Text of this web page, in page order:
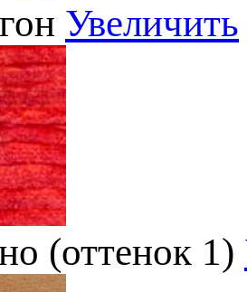
Увеличить
(оттенок 1)